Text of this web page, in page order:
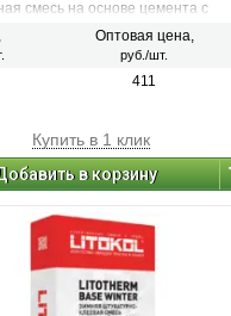
смесь на основе цемента с
добавками. Применяется
и внутренних работ.
Оптовая цена,
руб./шт.
411
Купить в 1 клик
в корзину